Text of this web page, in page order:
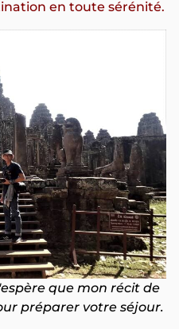
en toute sérénité.
que mon récit de
préparer votre séjour.